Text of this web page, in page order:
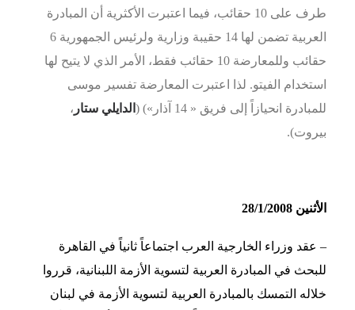
طرف على 10 حقائب، فيما اعتبرت الأكثرية أن المبادرة
العربية تضمن لها 14 حقيبة وزارية ولرئيس الجمهورية 6
حقائب وللمعارضة 10 حقائب فقط، الأمر الذي لا يتيح لها
استخدام الفيتو. لذا اعتبرت المعارضة تفسير موسى
للمبادرة انحيازاً إلى فريق « 14 آذار») (
الدايلي ستار ،
بيروت).
الأثنين 28/1/2008
– عقد وزراء الخارجية العرب اجتماعاً ثانياً في القاهرة
للبحث في المبادرة العربية لتسوية الأزمة اللبنانية، قرروا
خلاله التمسك بالمبادرة العربية لتسوية الأزمة في لبنان